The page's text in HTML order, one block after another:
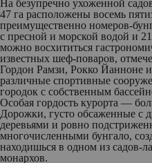
На безупречно ухоженной
47 га расположены восемь
преимущественно номеров-
с пресной и морской водой и
можно восхититься
известных шеф-поваров,
Гордон Рамзи, Рокко Йанноне
различные спортивные
городок с собственным
Особая гордость курорта —
Дорожки, густо обсаженные с
деревьями и ровно
многочисленными бунгало,
находишься в одном из садов-
монархов.